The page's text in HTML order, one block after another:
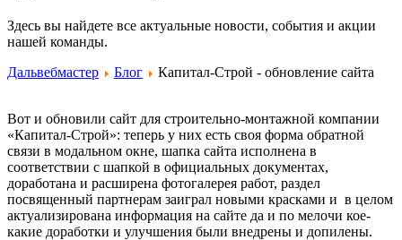
Здесь вы найдете все актуальные новости, события и акции
нашей команды.
Дальвебмастер
Блог Капитал-Строй - обновление сайта
Вот и обновили сайт для строительно-монтажной компании
«Капитал-Строй»: теперь у них есть своя форма обратной
связи в модальном окне, шапка сайта исполнена в
соответствии с шапкой в официальных документах,
доработана и расширена фотогалерея работ, раздел
посвященный партнерам заиграл новыми красками и в целом
актуализирована информация на сайте да и по мелочи кое-
какие доработки и улучшения были внедрены и допилены.